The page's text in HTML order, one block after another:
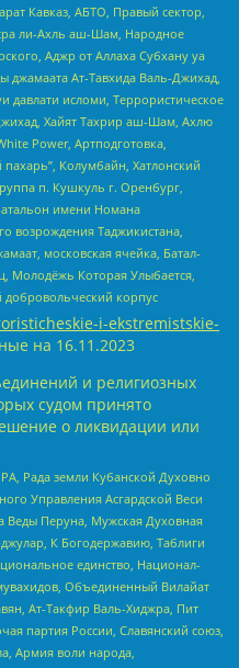
Кавказ, АБТО, Правый сектор,
ли-Ахль аш-Шам, Народное
Аджр от Аллаха Субхану уа
джамаата Ат-Тавхида Валь-Джихад,
давлати исломи, Террористическое
Хайят Тахрир аш-Шам, Ахлю
Power, Артподготовка,
Колумбайн, Хатлонский
п. Кушкуль г. Оренбург,
имени Номана
возрождения Таджикистана,
московская ячейка, Батал-
Молодёжь Которая Улыбается,
добровольческий корпус
i-ekstremistskie-
на 16.11.2023
и религиозных
судом принято
о ликвидации или
Рада земли Кубанской Духовно
Управления Асгардской Веси
Веды Перуна, Мужская Духовная
К Богодержавию, Таблиги
единство, Национал-
Объединенный Вилайат
Ат-Такфир Валь-Хиджра, Пит
партия России, Славянский союз,
Армия воли народа,